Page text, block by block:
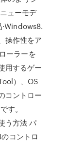
ューモデ
·Windows8.
操作性をア
ーラーを
用するゲー
）、OS
コントロー
す。
う方法 パ
コントロ